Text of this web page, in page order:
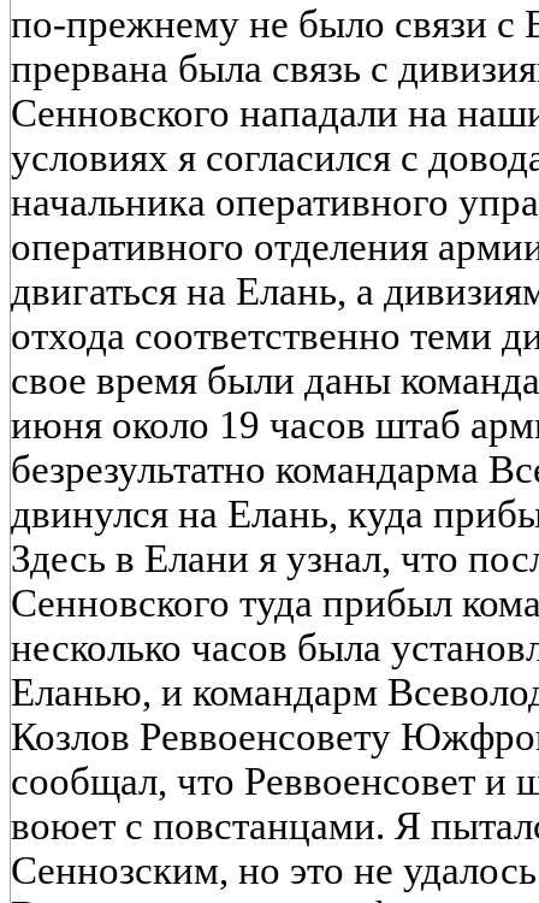
по-прежнему не было связи
прервана была связь с
Сенновского нападали на
условиях я согласился с
начальника оперативного
оперативного отделения
двигаться на Елань, а
отхода соответственно теми
свое время были даны
июня около 19 часов штаб
безрезультатно командарма
двинулся на Елань, куда
Здесь в Елани я узнал, что
Сенновского туда прибыл
несколько часов была
Еланью, и командарм
Козлов Реввоенсовету
сообщал, что Реввоенсовет и
воюет с повстанцами. Я
Сеннозским, но это не